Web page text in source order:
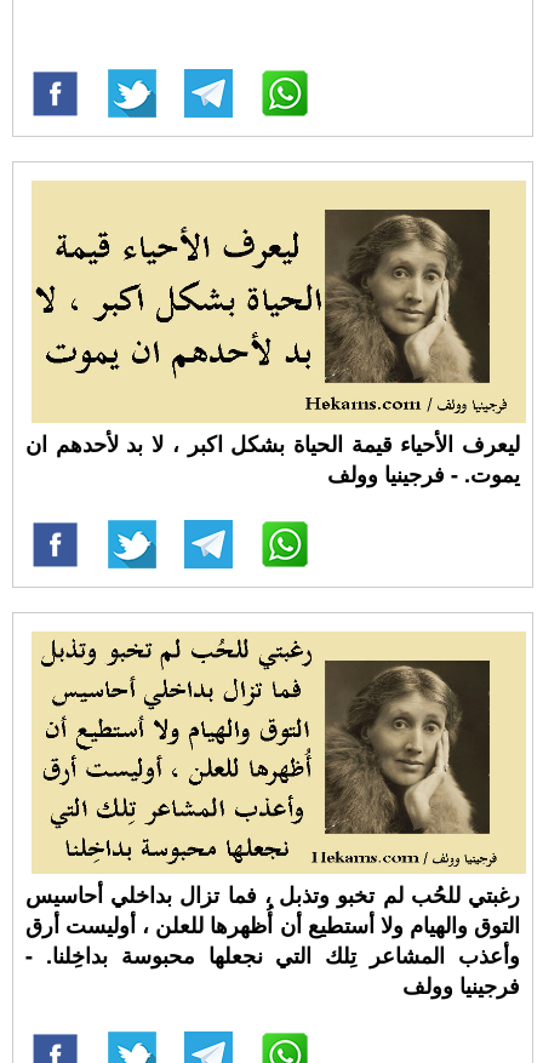
ليعرف الأحياء قيمة الحياة بشكل اكبر ، لا بد لأحدهم ان
يموت. - فرجينيا وولف
رغبتي للحُب لم تخبو وتذبل ، فما تزال بداخلي أحاسيس
التوق والهيام ولا أستطيع أن أُظهرها للعلن ، أوليست أرق
وأعذب المشاعر تِلك التي نجعلها محبوسة بداخِلنا. -
فرجينيا وولف